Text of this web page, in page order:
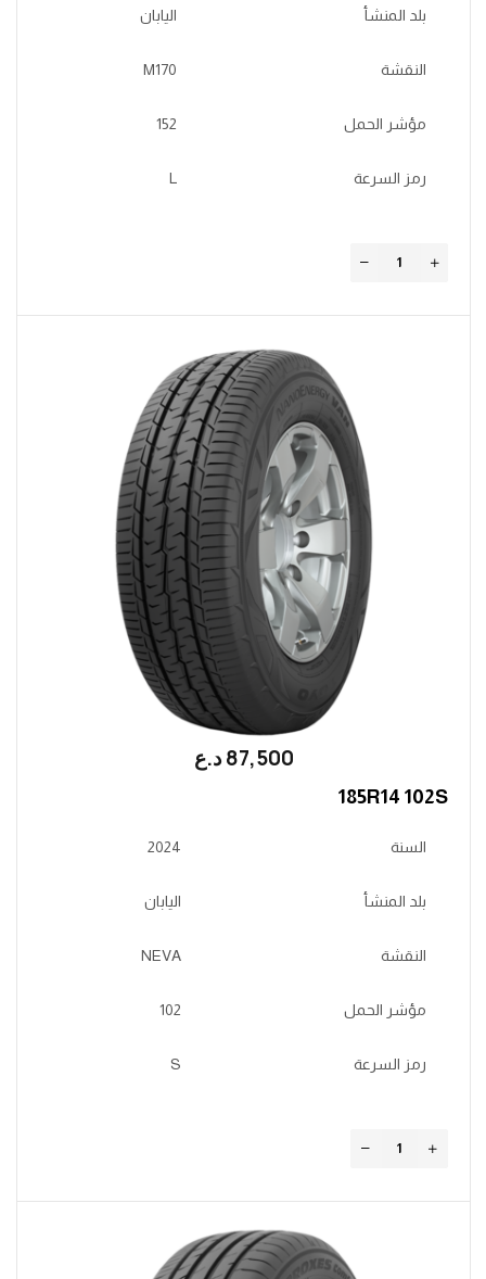
بلد المنشأ اليابان
النقشة M170
مؤشر الحمل 152
رمز السرعة L
87,500 ؜د.؜ع
185R14 102S
السنة 2024
بلد المنشأ اليابان
النقشة NEVA
مؤشر الحمل 102
رمز السرعة S